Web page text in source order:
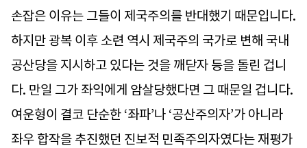
손잡은 이유는 그들이 제국주의를 반대했기 때문입니다.
하지만 광복 이후 소련 역시 제국주의 국가로 변해 국내
공산당을 지시하고 있다는 것을 깨닫자 등을 돌린 겁니
다. 만일 그가 좌익에게 암살당했다면 그 때문일 겁니다.
여운형이 결코 단순한 ‘좌파’나 ‘공산주의자’가 아니라
좌우 합작을 추진했던 진보적 민족주의자였다는 재평가